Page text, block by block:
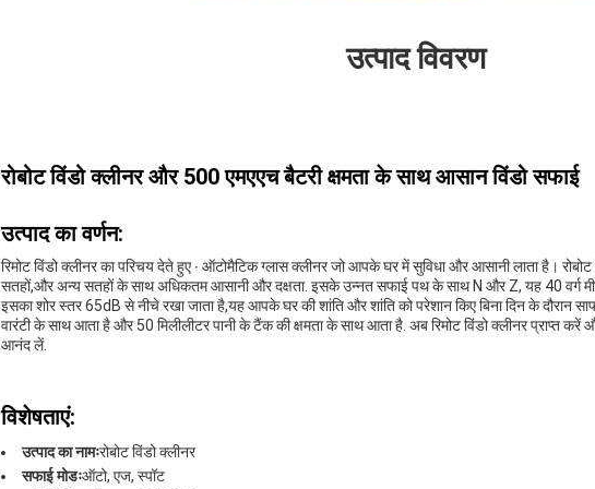
उत्पाद विवरण
रोबोट विंडो क्लीनर और 500 एमएएच बैटरी क्षमता के साथ आसान विंडो सफाई
उत्पाद का वर्णन:
रिमोट विंडो क्लीनर का परिचय देते हुए ∙ ऑटोमैटिक ग्लास क्लीनर जो आपके घर में सुविधा और आसानी लाता है। रोबोट
सतहों,और अन्य सतहों के साथ अधिकतम आसानी और दक्षता. इसके उन्नत सफाई पथ के साथ N और Z, यह 40 वर्ग
इसका शोर स्तर 65dB से नीचे रखा जाता है,यह आपके घर की शांति और शांति को परेशान किए बिना दिन के दौरान
वारंटी के साथ आता है और 50 मिलीलीटर पानी के टैंक की क्षमता के साथ आता है. अब रिमोट विंडो क्लीनर प्राप्त करें
आनंद लें.
विशेषताएं:
उत्पाद का नामःरोबोट विंडो क्लीनर
सफाई मोडःऑटो, एज, स्पॉट